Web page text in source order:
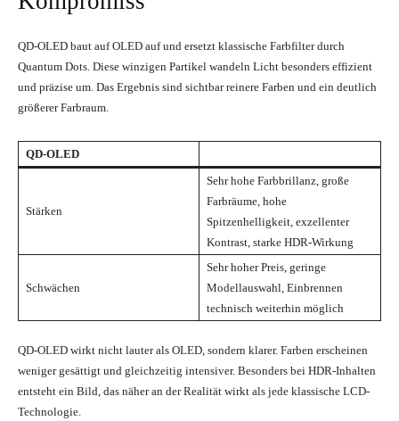
QD-OLED baut auf OLED auf und ersetzt klassische Farbfilter durch
Quantum Dots. Diese winzigen Partikel wandeln Licht besonders effizient
und präzise um. Das Ergebnis sind sichtbar reinere Farben und ein deutlich
größerer Farbraum.
QD-OLED
Stärken
Sehr hohe Farbbrillanz, große
Farbräume, hohe
Spitzenhelligkeit, exzellenter
Kontrast, starke HDR-Wirkung
Schwächen
Sehr hoher Preis, geringe
Modellauswahl, Einbrennen
technisch weiterhin möglich
QD-OLED wirkt nicht lauter als OLED, sondern klarer. Farben erscheinen
weniger gesättigt und gleichzeitig intensiver. Besonders bei HDR-Inhalten
entsteht ein Bild, das näher an der Realität wirkt als jede klassische LCD-
Technologie.